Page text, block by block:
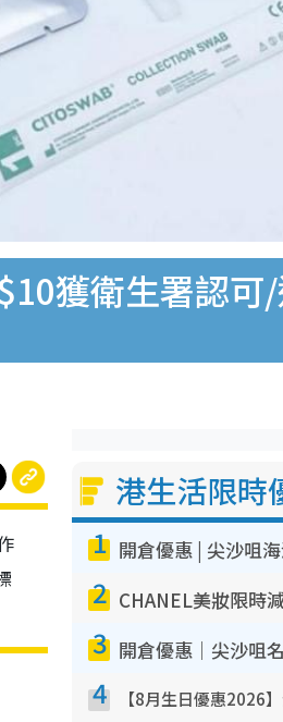
獲衛生署認可
港生活限時
1
2
3
4